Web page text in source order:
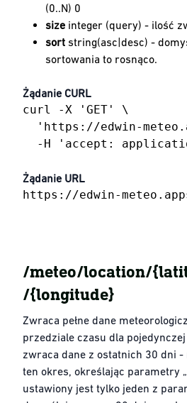
(0..N) 0
size integer (query) - ilość
sort string(asc|desc) -
sortowania to rosnąco.
Żądanie CURL
curl -X 'GET' \
'https://edwin-
-H 'accept:
Żądanie URL
https://edwin-
​​/meteo​/location​/
/{longitude}
Zwraca pełne dane
przedziale czasu dla
zwraca dane z ostatnich 30 dni -
ten okres, określając parametry
ustawiony jest tylko jeden z